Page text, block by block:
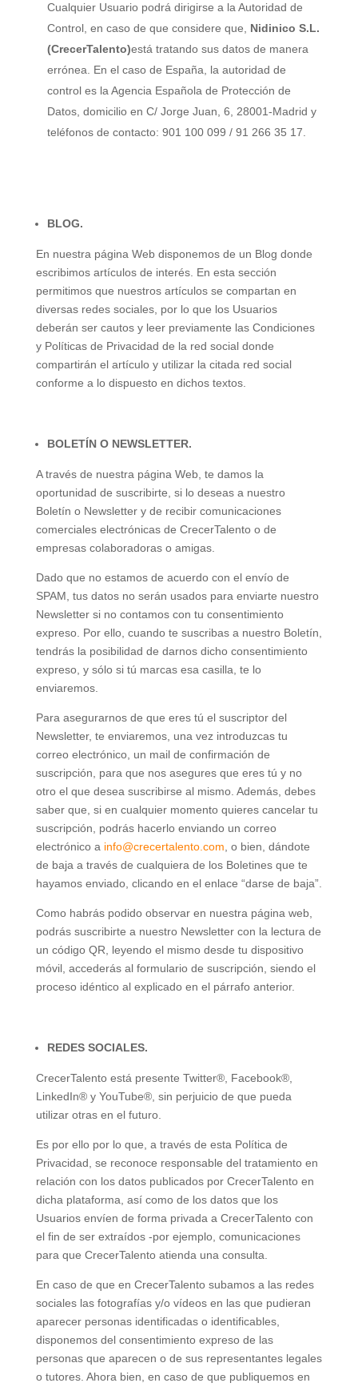
Cualquier Usuario podrá dirigirse a la Autoridad de
Control, en caso de que considere que, Nidinico S.L.
(CrecerTalento)está tratando sus datos de manera
errónea. En el caso de España, la autoridad de
control es la Agencia Española de Protección de
Datos, domicilio en C/ Jorge Juan, 6, 28001-Madrid y
teléfonos de contacto: 901 100 099 / 91 266 35 17.
BLOG.
En nuestra página Web disponemos de un Blog donde
escribimos artículos de interés. En esta sección
permitimos que nuestros artículos se compartan en
diversas redes sociales, por lo que los Usuarios
deberán ser cautos y leer previamente las Condiciones
y Políticas de Privacidad de la red social donde
compartirán el artículo y utilizar la citada red social
conforme a lo dispuesto en dichos textos.
BOLETÍN O NEWSLETTER.
A través de nuestra página Web, te damos la
oportunidad de suscribirte, si lo deseas a nuestro
Boletín o Newsletter y de recibir comunicaciones
comerciales electrónicas de CrecerTalento o de
empresas colaboradoras o amigas.
Dado que no estamos de acuerdo con el envío de
SPAM, tus datos no serán usados para enviarte nuestro
Newsletter si no contamos con tu consentimiento
expreso. Por ello, cuando te suscribas a nuestro Boletín,
tendrás la posibilidad de darnos dicho consentimiento
expreso, y sólo si tú marcas esa casilla, te lo
enviaremos.
Para asegurarnos de que eres tú el suscriptor del
Newsletter, te enviaremos, una vez introduzcas tu
correo electrónico, un mail de confirmación de
suscripción, para que nos asegures que eres tú y no
otro el que desea suscribirse al mismo. Además, debes
saber que, si en cualquier momento quieres cancelar tu
suscripción, podrás hacerlo enviando un correo
electrónico a info@crecertalento.com , o bien, dándote
de baja a través de cualquiera de los Boletines que te
hayamos enviado, clicando en el enlace “darse de baja”.
Como habrás podido observar en nuestra página web,
podrás suscribirte a nuestro Newsletter con la lectura de
un código QR, leyendo el mismo desde tu dispositivo
móvil, accederás al formulario de suscripción, siendo el
proceso idéntico al explicado en el párrafo anterior.
REDES SOCIALES.
CrecerTalento está presente Twitter®, Facebook®,
LinkedIn® y YouTube®, sin perjuicio de que pueda
utilizar otras en el futuro.
Es por ello por lo que, a través de esta Política de
Privacidad, se reconoce responsable del tratamiento en
relación con los datos publicados por CrecerTalento en
dicha plataforma, así como de los datos que los
Usuarios envíen de forma privada a CrecerTalento con
el fin de ser extraídos -por ejemplo, comunicaciones
para que CrecerTalento atienda una consulta.
En caso de que en CrecerTalento subamos a las redes
sociales las fotografías y/o vídeos en las que pudieran
aparecer personas identificadas o identificables,
disponemos del consentimiento expreso de las
personas que aparecen o de sus representantes legales
o tutores. Ahora bien, en caso de que publiquemos en